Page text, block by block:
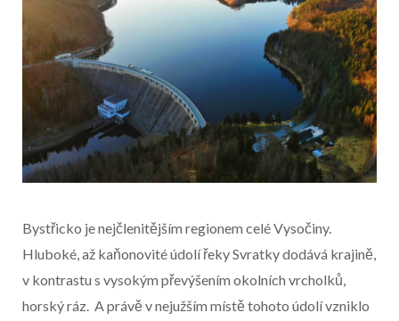
Bystřicko je nejčlenitějším regionem celé Vysočiny.
Hluboké, až kaňonovité údolí řeky Svratky dodává krajině,
v kontrastu s vysokým převýšením okolních vrcholků,
horský ráz. A právě v nejužším místě tohoto údolí vzniklo